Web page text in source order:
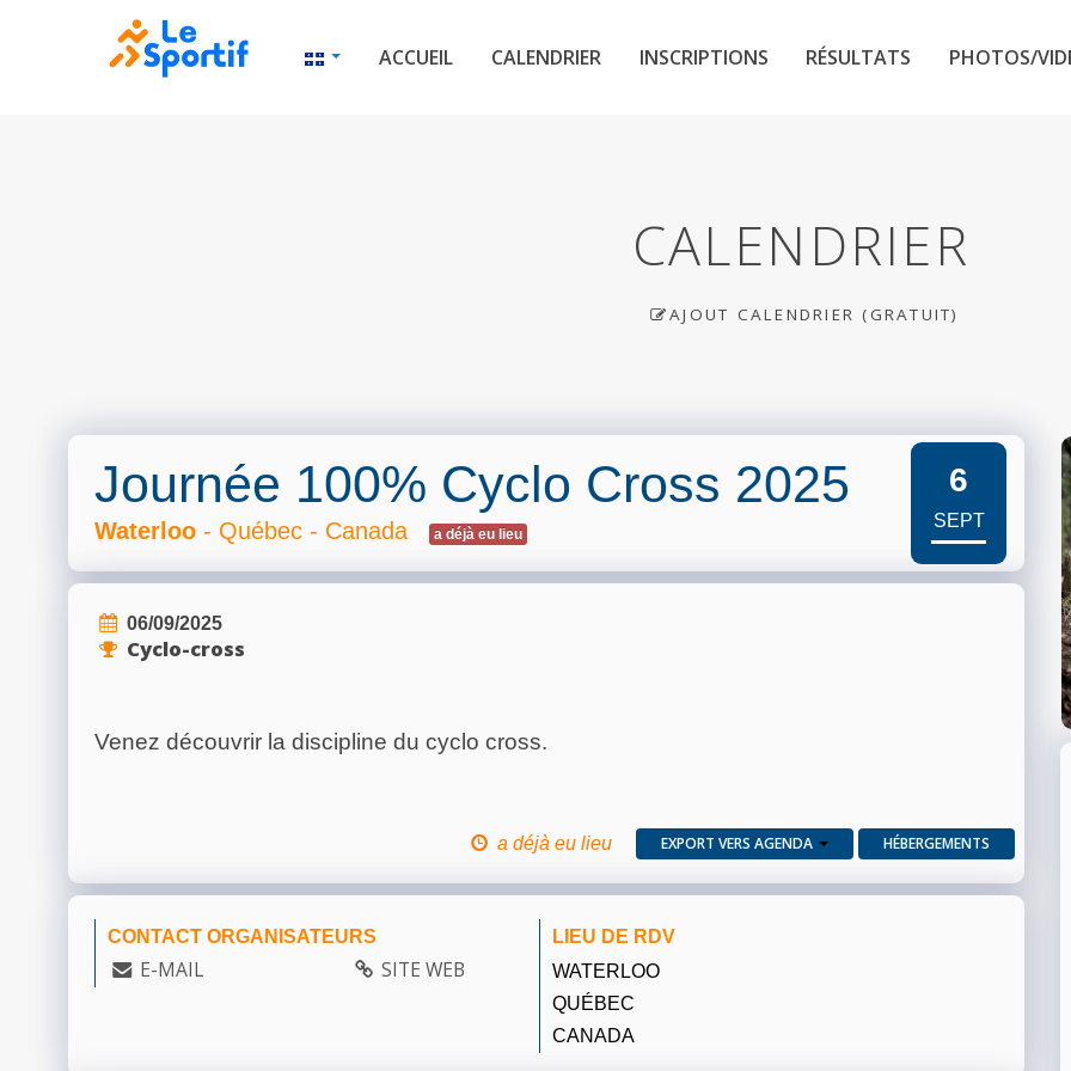
ACCUEIL CALENDRIER INSCRIPTIONS RÉSULTATS PHOTOS/
CALENDRIER
AJOUT CALENDRIER (GRATUIT)
Journée 100% Cyclo Cross 2025
Waterloo - Québec - Canada a déjà eu lieu
6
SEPT
06/09/2025
Cyclo-cross
Venez découvrir la discipline du cyclo cross.
a déjà eu lieu EXPORT VERS AGENDA HÉBERGEMENTS
CONTACT ORGANISATEURS
E-MAIL SITE WEB
LIEU DE RDV
WATERLOO
QUÉBEC
CANADA